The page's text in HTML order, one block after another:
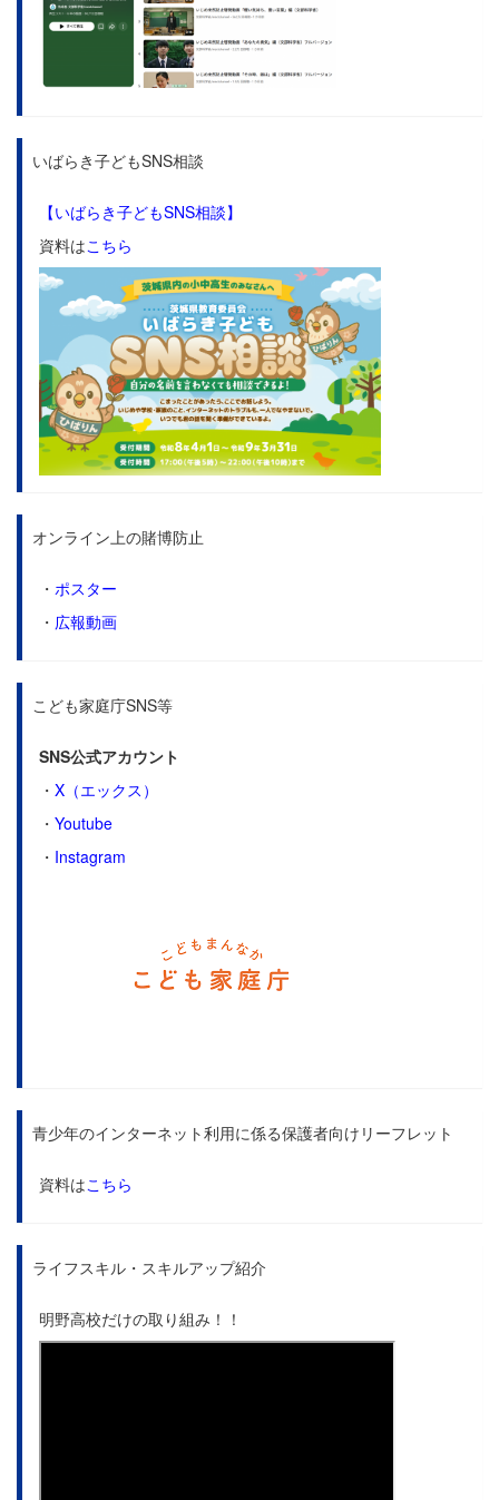
いばらき子どもSNS相談
【いばらき子どもSNS相談】
資料はこちら
オンライン上の賭博防止
・ ポスター
・ 広報動画
こども家庭庁SNS等
SNS公式アカウント
・ X（エックス）
・ Youtube
・ Instagram
青少年のインターネット利用に係る保護者向けリーフレット
資料はこちら
ライフスキル・スキルアップ紹介
明野高校だけの取り組み！！